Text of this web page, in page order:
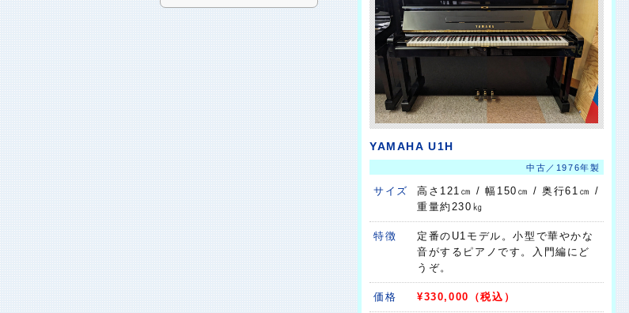
YAMAHA U1H
中古／1976年製
サイズ
高さ121㎝ / 幅150㎝ / 奥行61㎝ /
重量約230㎏
特徴
定番のU1モデル。小型で華やかな
音がするピアノです。入門編にど
うぞ。
価格 ¥330,000（税込）